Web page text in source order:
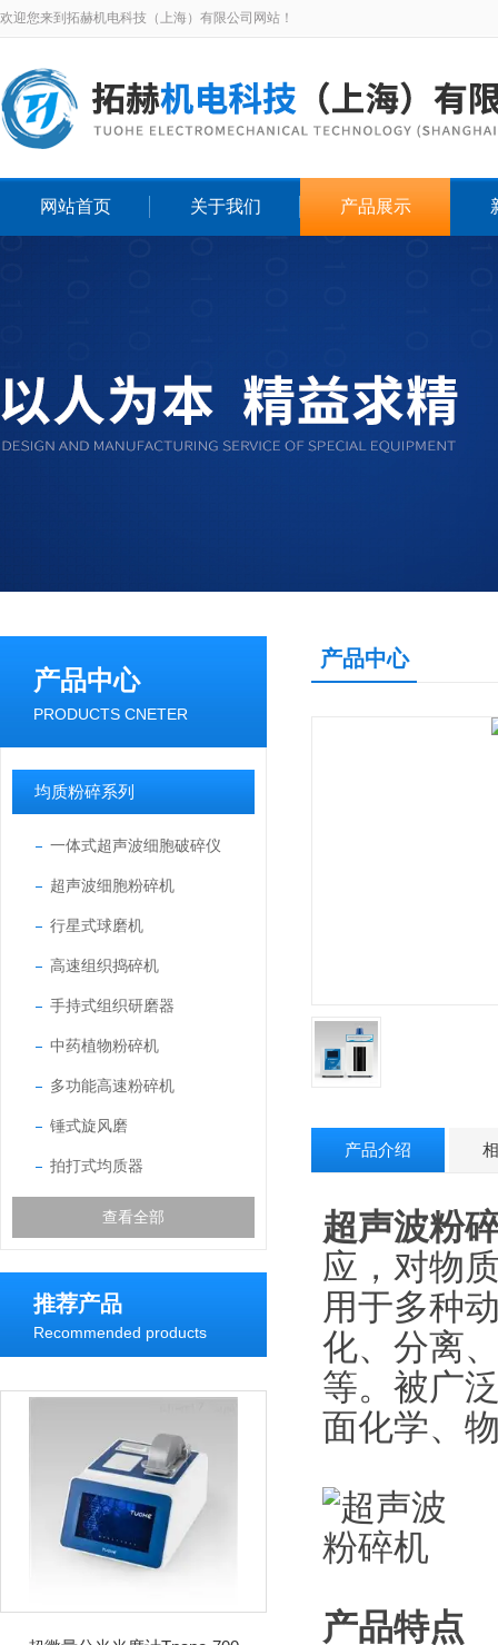
欢迎您来到拓赫机电科技（上海）有限公司网站！
网站首页 关于我们 产品展示
产品中心
PRODUCTS CNETER
均质粉碎系列
一体式超声波细胞破碎仪
超声波细胞粉碎机
行星式球磨机
高速组织捣碎机
手持式组织研磨器
中药植物粉碎机
多功能高速粉碎机
锤式旋风磨
拍打式均质器
查看全部
推荐产品
Recommended products
产品中心
产品介绍
超声波粉
应，对物
用于多种
化、分离
等。被广
面化学、
产品特点